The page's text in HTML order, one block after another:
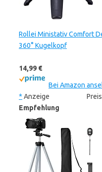
Rollei Ministativ Comfort
360° Kugelkopf
14,99 €
Bei Amazon
* Anzeige
Empfehlung